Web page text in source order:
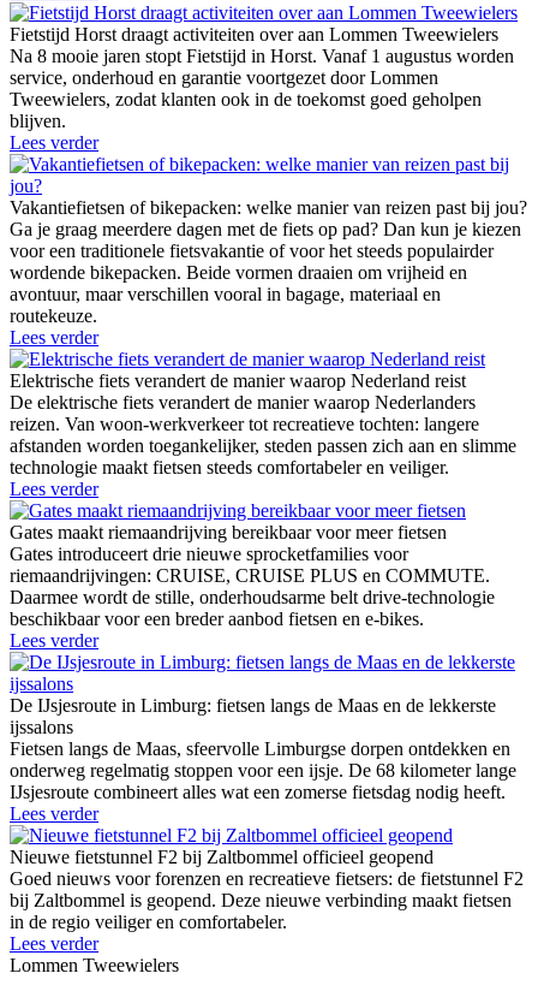
Fietstijd Horst draagt activiteiten over aan Lommen Tweewielers
Na 8 mooie jaren stopt Fietstijd in Horst. Vanaf 1 augustus worden
service, onderhoud en garantie voortgezet door Lommen
Tweewielers, zodat klanten ook in de toekomst goed geholpen
blijven.
Lees verder
Vakantiefietsen of bikepacken: welke manier van reizen past bij jou?
Ga je graag meerdere dagen met de fiets op pad? Dan kun je kiezen
voor een traditionele fietsvakantie of voor het steeds populairder
wordende bikepacken. Beide vormen draaien om vrijheid en
avontuur, maar verschillen vooral in bagage, materiaal en
routekeuze.
Lees verder
Elektrische fiets verandert de manier waarop Nederland reist
De elektrische fiets verandert de manier waarop Nederlanders
reizen. Van woon-werkverkeer tot recreatieve tochten: langere
afstanden worden toegankelijker, steden passen zich aan en slimme
technologie maakt fietsen steeds comfortabeler en veiliger.
Lees verder
Gates maakt riemaandrijving bereikbaar voor meer fietsen
Gates introduceert drie nieuwe sprocketfamilies voor
riemaandrijvingen: CRUISE, CRUISE PLUS en COMMUTE.
Daarmee wordt de stille, onderhoudsarme belt drive-technologie
beschikbaar voor een breder aanbod fietsen en e-bikes.
Lees verder
De IJsjesroute in Limburg: fietsen langs de Maas en de lekkerste
ijssalons
Fietsen langs de Maas, sfeervolle Limburgse dorpen ontdekken en
onderweg regelmatig stoppen voor een ijsje. De 68 kilometer lange
IJsjesroute combineert alles wat een zomerse fietsdag nodig heeft.
Lees verder
Nieuwe fietstunnel F2 bij Zaltbommel officieel geopend
Goed nieuws voor forenzen en recreatieve fietsers: de fietstunnel F2
bij Zaltbommel is geopend. Deze nieuwe verbinding maakt fietsen
in de regio veiliger en comfortabeler.
Lees verder
Lommen Tweewielers